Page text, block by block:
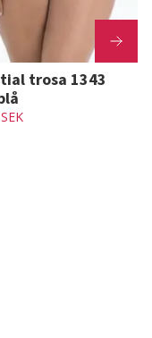
trosa 1343